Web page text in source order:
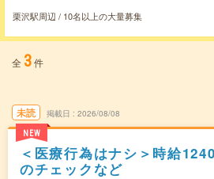
栗沢駅周辺 / 10名以上の大量募集
全 3件
未読
NEW
掲載日 2026/08/08
＜医療行為はナシ＞時給
のチェックなど